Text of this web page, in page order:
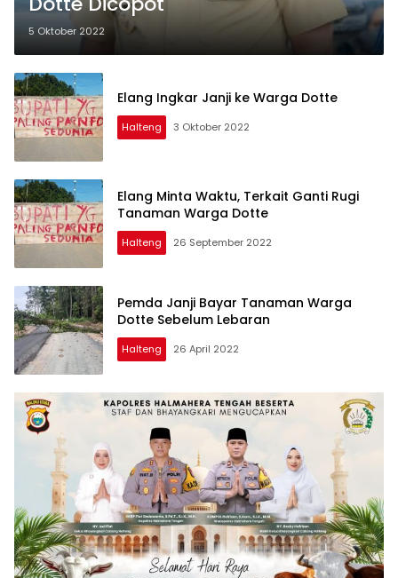
5 Oktober 2022
Elang Ingkar Janji ke Warga Dotte
Halteng 3 Oktober 2022
Elang Minta Waktu, Terkait Ganti Rugi
Tanaman Warga Dotte
Halteng 26 September 2022
Pemda Janji Bayar Tanaman Warga
Dotte Sebelum Lebaran
Halteng 26 April 2022